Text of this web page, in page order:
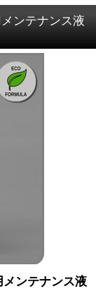
ンテナンス液
ンテナンス液